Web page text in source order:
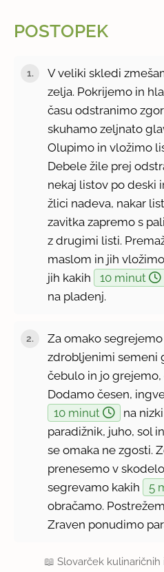
POSTOPEK
V veliki skledi
zelja. Pokrijemo in
času odstranimo
skuhamo zeljnato
Olupimo in vložimo
Debele žile prej
nekaj listov po deski
žlici nadeva, nakar
zavitka zapremo s
z drugimi listi.
maslom in jih
jih kakih
10 minut
na pladenj.
Za omako
zdrobljenimi semeni
čebulo in jo grejemo,
Dodamo česen,
10 minut
na
paradižnik, juho, sol
se omaka ne zgosti.
prenesemo v
segrevamo kakih
5
obračamo.
Zraven ponudimo
📖Slovarček kulinaričnih